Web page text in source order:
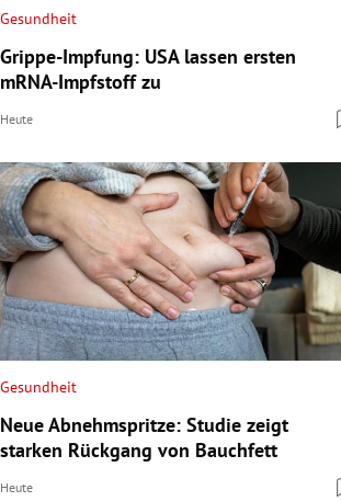
Gesundheit
Grippe-Impfung: USA lassen ersten
mRNA-Impfstoff zu
Heute
Gesundheit
Neue Abnehmspritze: Studie zeigt
starken Rückgang von Bauchfett
Heute